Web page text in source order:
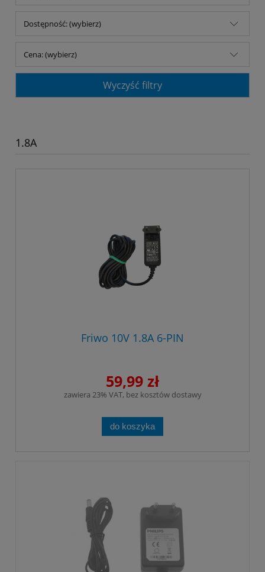
Dostępność: (wybierz)
Cena: (wybierz)
Wyczyść filtry
1.8A
Friwo 10V 1.8A 6-PIN
59,99 zł
zawiera 23% VAT, bez kosztów dostawy
do koszyka